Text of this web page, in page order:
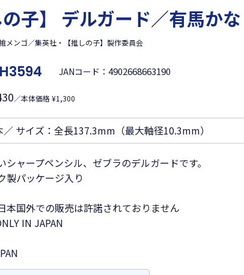
の子】 デルガード／有馬かな
ンゴ／集英社・【推しの子】製作委員会
JANコード：4902668663190
／本体価格 ¥1,300
／ サイズ：全長137.3mm（最大軸径10.3mm）
シャープペンシル、ゼブラのデルガードです。
製パッケージ入り
本国外での販売は許諾されておりません
IN JAPAN